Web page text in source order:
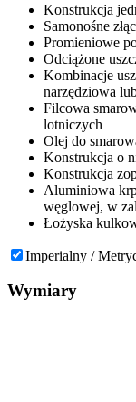
Konstrukcja
Samonośne
Promieniowe
Odciążone
Kombinacje
narzędziowa
Filcowa
lotniczych
Olej do
Konstrukcja o
Konstrukcja
Aluminiowa
węglowej, w
Łożyska
Imperialny /
Wymiary